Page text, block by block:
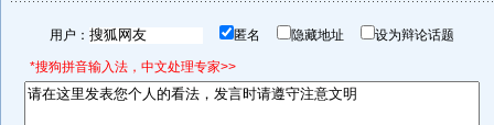
用户： 匿名 隐藏地址 设为辩论话题
*搜狗拼音输入法，中文处理专家>>